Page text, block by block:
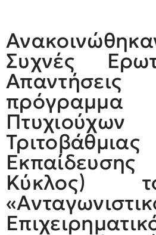
Συχνές
Πτυχιούχων
Τριτοβάθμιας
Κύκλος)